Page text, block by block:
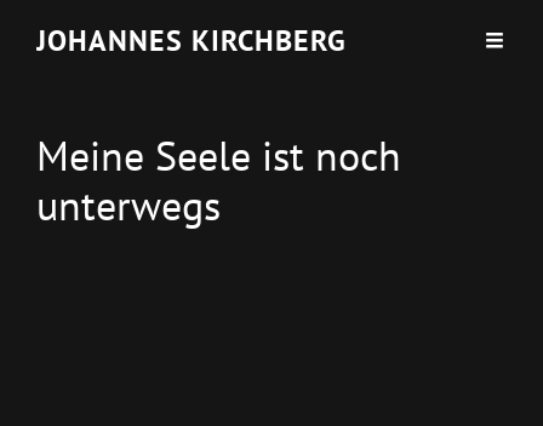
JOHANNES KIRCHBERG
Meine Seele ist noch
unterwegs